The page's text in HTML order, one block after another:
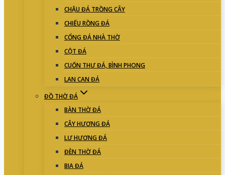
CHẬU ĐÁ TRỒNG CÂY
CHIẾU RỒNG ĐÁ
CỔNG ĐÁ NHÀ THỜ
CỘT ĐÁ
CUỐN THƯ ĐÁ, BÌNH PHONG
LAN CAN ĐÁ
ĐỒ THỜ ĐÁ
BÀN THỜ ĐÁ
CÂY HƯƠNG ĐÁ
LƯ HƯƠNG ĐÁ
ĐÈN THỜ ĐÁ
BIA ĐÁ